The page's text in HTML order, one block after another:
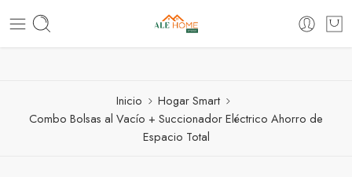
ventas@alehomestore.com (+51) 999 038 970
Inicio
Hogar Smart
Combo Bolsas al Vacío + Succionador Eléctrico Ahorro de
Espacio Total